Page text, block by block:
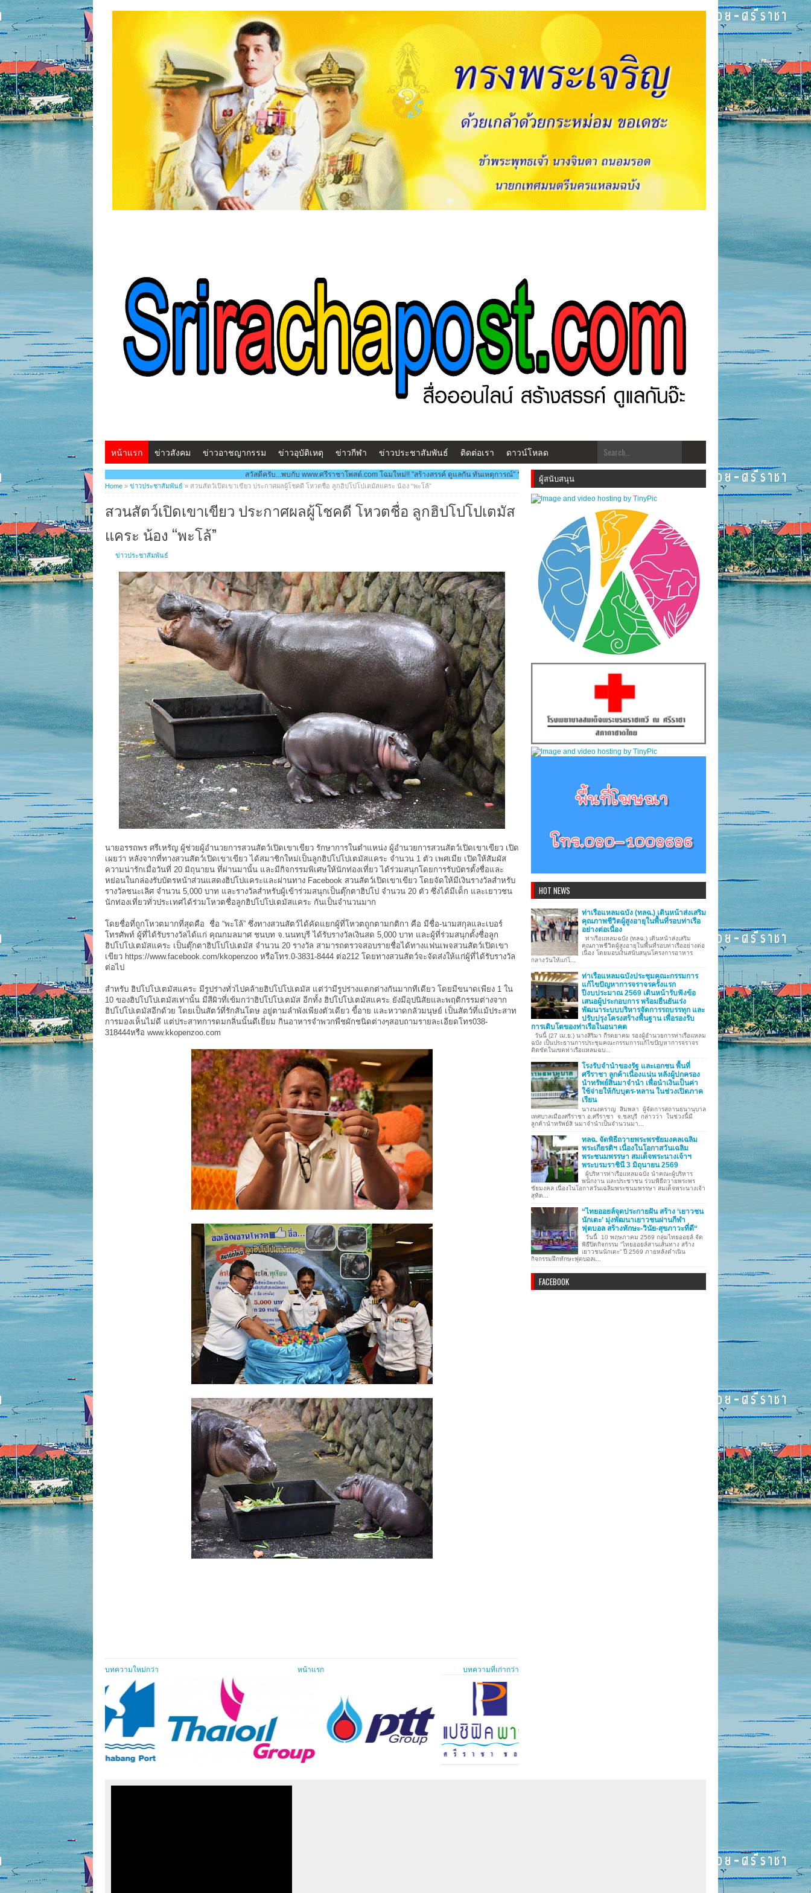
หน้าแรก ข่าวสังคม ข่าวอาชญากรรม ข่าวอุบัติเหตุ ข่าวกีฬา ข่าวประชาสัมพันธ์ ติดต่อเรา ดาวน์โหลด
สวัสดีครับ...พบกับ www.ศรีราชาโพสต์.com โฉมใหม่!! "สร้างสรรค์ ดูแลกัน ทันเหตุการณ์" ***สวัสดีครับ...พบกับ www.ศรีราชาโพสต์.com โฉมใหม่!! "สร้างสรรคฺ์ ดูแลกัน ทันเหตุการณ์" ***ประชาสัมพันธ์ข่าว
Home » ข่าวประชาสัมพันธ์ » สวนสัตว์เปิดเขาเขียว ประกาศผลผู้โชคดี โหวตชื่อ ลูกฮิปโปโปเตมัสแคระ น้อง “พะโล้”
สวนสัตว์เปิดเขาเขียว ประกาศผลผู้โชคดี โหวตชื่อ ลูกฮิปโปโปเตมัส
แคระ น้อง “พะโล้”
ข่าวประชาสัมพันธ์
นายอรรถพร ศรีเหรัญ ผู้ช่วยผู้อำนวยการสวนสัตว์เปิดเขาเขียว รักษาการในตำแหน่ง ผู้อำนวยการสวนสัตว์เปิดเขาเขียว เปิด
เผยว่า หลังจากที่ทางสวนสัตว์เปิดเขาเขียว ได้สมาชิกใหม่เป็นลูกฮิปโปโปเตมัสแคระ จำนวน 1 ตัว เพศเมีย เปิดให้สัมผัส
ความน่ารักเมื่อวันที่ 20 มิถุนายน ที่ผ่านมานั้น และมีกิจกรรมพิเศษให้นักท่องเที่ยว ได้ร่วมสนุกโดยการรับบัตรตั้งชื่อและ
หย่อนในกล่องรับบัตรหน้าส่วนแสดงฮิปโปแคระและผ่านทาง Facebook สวนสัตว์เปิดเขาเขียว โดยจัดให้มีเงินรางวัลสำหรับ
รางวัลชนะเลิศ จำนวน 5,000 บาท และรางวัลสำหรับผู้เข้าร่วมสนุกเป็นตุ๊กตาฮิปโป จำนวน 20 ตัว ซึ่งได้มีเด็ก และเยาวชน
นักท่องเที่ยวทั่วประเทศได้ร่วมโหวตชื่อลูกฮิปโปโปเตมัสแคระ กันเป็นจำนวนมาก
โดยชื่อที่ถูกโหวตมากที่สุดคือ ชื่อ “พะโล้” ซึ่งทางสวนสัตว์ได้คัดแยกผู้ที่โหวตถูกตามกติกา คือ มีชื่อ-นามสกุลและเบอร์
โทรศัพท์ ผู้ที่ได้รับรางวัลได้แก่ คุณกมลมาศ ชนบท จ.นนทบุรี ได้รับรางวัลเงินสด 5,000 บาท และผู้ที่ร่วมสนุกตั้งชื่อลูก
ฮิปโปโปเตมัสแคระ เป็นตุ๊กตาฮิปโปโปเตมัส จำนวน 20 รางวัล สามารถตรวจสอบรายชื่อได้ทางแฟนเพจสวนสัตว์เปิดเขา
เขียว https://www.facebook.com/kkopenzoo หรือโทร.0-3831-8444 ต่อ212 โดยทางสวนสัตว์จะจัดส่งให้แก่ผู้ที่ได้รับรางวัล
ต่อไป
สำหรับ ฮิปโปโปเตมัสแคระ มีรูปร่างทั่วไปคล้ายฮิปโปโปเตมัส แต่ว่ามีรูปร่างแตกต่างกันมากทีเดียว โดยมีขนาดเพียง 1 ใน
10 ของฮิปโปโปเตมัสเท่านั้น มีสีผิวที่เข้มกว่าฮิปโปโปเตมัส อีกทั้ง ฮิปโปโปเตมัสแคระ ยังมีอุปนิสัยและพฤติกรรมต่างจาก
ฮิปโปโปเตมัสอีกด้วย โดยเป็นสัตว์ที่รักสันโดษ อยู่ตามลำพังเพียงตัวเดียว ขี้อาย และหวาดกลัวมนุษย์ เป็นสัตว์ที่แม้ประสาท
การมองเห็นไม่ดี แต่ประสาทการดมกลิ่นนั้นดีเยี่ยม กินอาหารจำพวกพืชผักชนิดต่างๆสอบถามรายละเอียดโทร038-
318444หรือ www.kkopenzoo.com
บทความใหม่กว่า บทความที่เก่ากว่า
หน้าแรก
ผู้สนับสนุน
HOT NEWS
ท่าเรือแหลมฉบัง (ทลฉ.) เดินหน้าส่งเสริม
คุณภาพชีวิตผู้สูงอายุในพื้นที่รอบท่าเรือ
อย่างต่อเนื่อง
ท่าเรือแหลมฉบัง (ทลฉ.) เดินหน้าส่งเสริม
คุณภาพชีวิตผู้สูงอายุในพื้นที่รอบท่าเรืออย่างต่อ
เนื่อง โดยมอบเงินสนับสนุนโครงการอาหาร
กลางวันให้แก่โ...
ท่าเรือแหลมฉบังประชุมคณะกรรมการ
แก้ไขปัญหาการจราจรครั้งแรก
ปีงบประมาณ 2569 เดินหน้ารับฟังข้อ
เสนอผู้ประกอบการ พร้อมยืนยันเร่ง
พัฒนาระบบบริหารจัดการรถบรรทุก และ
ปรับปรุงโครงสร้างพื้นฐาน เพื่อรองรับ
การเติบโตของท่าเรือในอนาคต
วันนี้ (27 เม.ย.) นางสิริมา กีรตยาคม รองผู้อำนวยการท่าเรือแหลม
ฉบัง เป็นประธานการประชุมคณะกรรมการแก้ไขปัญหาการจราจร
ติดขัดในเขตท่าเรือแหลมฉบ...
โรงรับจำนำของรัฐ และเอกชน พื้นที่
ศรีราชา ลูกค้าเนื่องแน่น หลังผู้ปกครอง
นำทรัพย์สินมาจำนำ เพื่อนำเงินเป็นค่า
ใช้จ่ายให้กับบุตร-หลาน ในช่วงเปิดภาค
เรียน
นางนงคราญ สิมพลา ผู้จัดการสถานธนานุบาล
เทศบาลเมืองศรีราชา อ.ศรีราชา จ.ชลบุรี กล่าวว่า ในช่วงนี้มี
ลูกค้านำทรัพย์สิ นมาจำนำเป็นจำนวนมา...
ทลฉ. จัดพิธีถวายพระพรชัยมงคลเฉลิม
พระเกียรติฯ เนื่องในโอกาสวันเฉลิม
พระชนมพรรษา สมเด็จพระนางเจ้าฯ
พระบรมราชินี 3 มิถุนายน 2569
ผู้บริหารท่าเรือแหลมฉบัง นำคณะผู้บริหาร
พนักงาน และประชาชน ร่วมพิธีถวายพระพร
ชัยมงคล เนื่องในโอกาสวันเฉลิมพระชนมพรรษา สมเด็จพระนางเจ้า
สุทิด...
“ไทยออยล์จุดประกายฝัน สร้าง ‘เยาวชน
นักเตะ’ มุ่งพัฒนาเยาวชนผ่านกีฬา
ฟุตบอล สร้างทักษะ-วินัย-สุขภาวะที่ดี“
วันนี้ 10 พฤษภาคม 2569 กลุ่มไทยออยล์ จัด
พิธีปิดกิจกรรม “ไทยออยล์สานเส้นทาง สร้าง
เยาวชนนักเตะ” ปี 2569 ภายหลังดำเนิน
กิจกรรมฝึกทักษะฟุตบอลเ...
FACEBOOK